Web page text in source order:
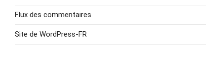
Flux des commentaires
Site de WordPress-FR